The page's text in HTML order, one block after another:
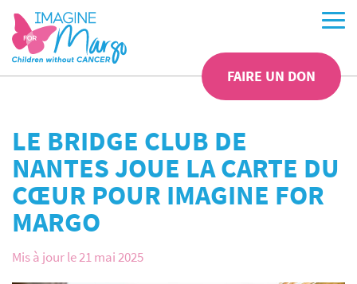
FAIRE UN DON
LE BRIDGE CLUB DE
NANTES JOUE LA CARTE DU
CŒUR POUR IMAGINE FOR
MARGO
Mis à jour le 21 mai 2025